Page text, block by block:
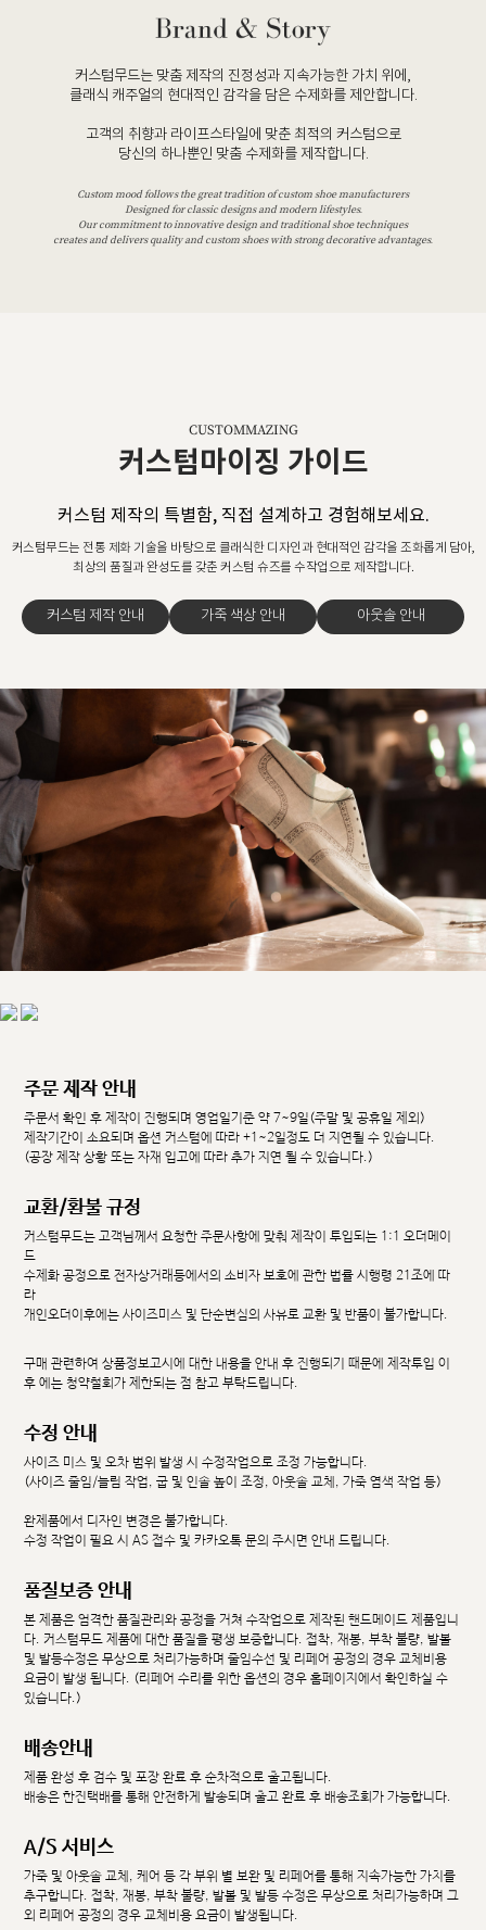
커스텀무드는 맞춤 제작의 진정성과 지속가능한 가치 위에,
클래식 캐주얼의 현대적인 감각을 담은 수제화를 제안합니다.
고객의 취향과 라이프스타일에 맞춘 최적의 커스텀으로
당신의 하나뿐인 맞춤 수제화를 제작합니다.
Custom mood follows the great tradition of custom shoe manufacturers
Designed for classic designs and modern lifestyles.
Our commitment to innovative design and traditional shoe techniques
creates and delivers quality and custom shoes with strong decorative advantages.
CUSTOMMAZING
커스텀마이징 가이드
커스텀 제작의 특별함, 직접 설계하고 경험해보세요.
커스텀무드는 전통 제화 기술을 바탕으로 클래식한 디자인과 현대적인 감각을 조화롭게 담아,
최상의 품질과 완성도를 갖춘 커스텀 슈즈를 수작업으로 제작합니다.
커스텀 제작 안내 가죽 색상 안내 아웃솔 안내
주문 제작 안내
주문서 확인 후 제작이 진행되며 영업일기준 약 7~9일(주말 및 공휴일 제외)
제작기간이 소요되며 옵션 커스텀에 따라 +1~2일정도 더 지연될 수 있습니다.
(공장 제작 상황 또는 자재 입고에 따라 추가 지연 될 수 있습니다.)
교환/환불 규정
커스텀무드는 고객님께서 요청한 주문사항에 맞춰 제작이 투입되는 1:1 오더메이
드
수제화 공정으로 전자상거래등에서의 소비자 보호에 관한 법률 시행령 21조에 따
라
개인오더이후에는 사이즈미스 및 단순변심의 사유로 교환 및 반품이 불가합니다.
구매 관련하여 상품정보고시에 대한 내용을 안내 후 진행되기 때문에 제작투입 이
후 에는 청약철회가 제한되는 점 참고 부탁드립니다.
수정 안내
사이즈 미스 및 오차 범위 발생 시 수정작업으로 조정 가능합니다.
(사이즈 줄임/늘림 작업, 굽 및 인솔 높이 조정, 아웃솔 교체, 가죽 염색 작업 등)
완제품에서 디자인 변경은 불가합니다.
수정 작업이 필요 시 AS 접수 및 카카오톡 문의 주시면 안내 드립니다.
품질보증 안내
본 제품은 엄격한 품질관리와 공정을 거쳐 수작업으로 제작된 핸드메이드 제품입니
다. 커스텀무드 제품에 대한 품질을 평생 보증합니다. 접착, 재봉, 부착 불량, 발볼
및 발등수정은 무상으로 처리가능하며 줄임수선 및 리페어 공정의 경우 교체비용
요금이 발생 됩니다. (리페어 수리를 위한 옵션의 경우 홈페이지에서 확인하실 수
있습니다.)
배송안내
제품 완성 후 검수 및 포장 완료 후 순차적으로 출고됩니다.
배송은 한진택배를 통해 안전하게 발송되며 출고 완료 후 배송조회가 가능합니다.
A/S 서비스
가죽 및 아웃솔 교체, 케어 등 각 부위 별 보완 및 리페어를 통해 지속가능한 가치를
추구합니다. 접착, 재봉, 부착 불량, 발볼 및 발등 수정은 무상으로 처리가능하며 그
외 리페어 공정의 경우 교체비용 요금이 발생됩니다.